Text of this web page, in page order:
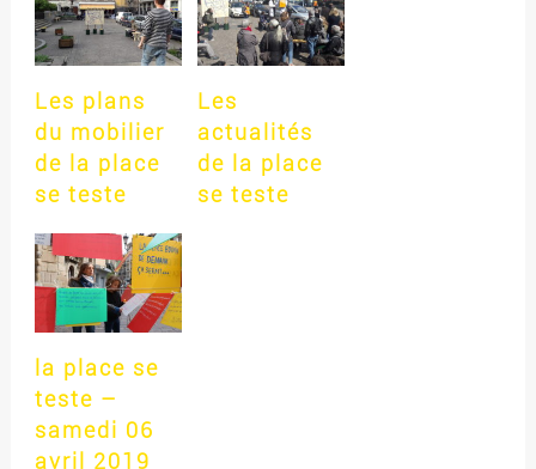
Les plans
du mobilier
de la place
se teste
Les
actualités
de la place
se teste
la place se
teste –
samedi 06
avril 2019